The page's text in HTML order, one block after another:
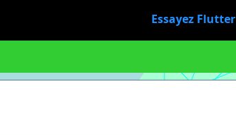
Essayez Flutter